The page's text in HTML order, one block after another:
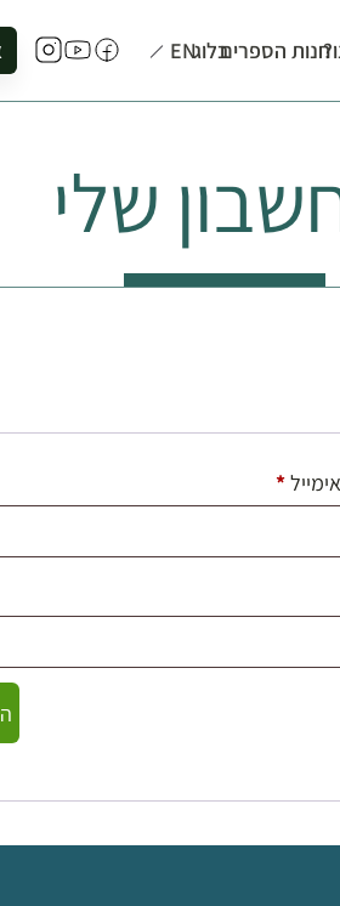
חנות הספריםבלוגEN
שלי
*חובה